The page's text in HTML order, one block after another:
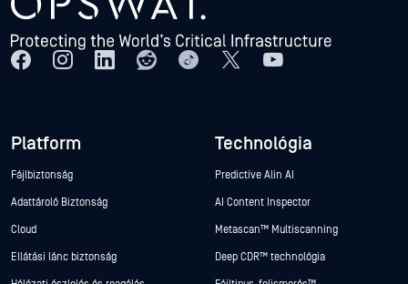
Platform
Fájlbiztonság
Adattároló Biztonság
Cloud
Ellátási lánc biztonság
Technológia
Predictive Alin AI
AI Content Inspector
Metascan™ Multiscanning
Deep CDR™ technológia